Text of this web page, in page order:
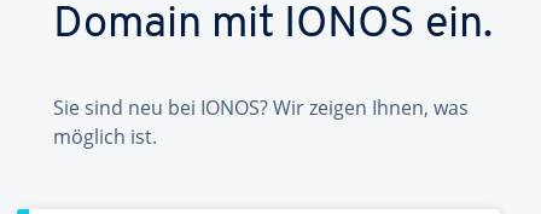
Domain mit IONOS ein.
Sie sind neu bei IONOS? Wir zeigen Ihnen, was
möglich ist.